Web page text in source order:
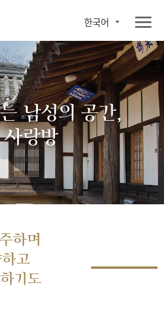
한국어
남성의 공간,
사랑방
하며
고
기도